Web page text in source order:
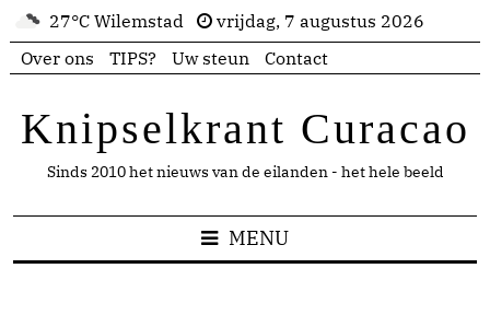
27°C Wilemstad
vrijdag, 7 augustus 2026
Over ons
TIPS? Uw steun Contact
Knipselkrant Curacao
Sinds 2010 het nieuws van de eilanden - het hele beeld
MENU